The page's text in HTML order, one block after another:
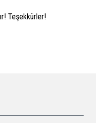
Teşekkürler!